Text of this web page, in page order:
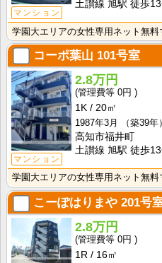
マンション
土讃線 旭駅 徒歩
コーポ葉山 101号室
マンション
2.8万円
0円
1K
20㎡
1987年3月
（築39年）
高知市福井町
土讃線 旭駅 徒歩
こーぽはりまや 201号
2.8万円
0円
1R
16㎡